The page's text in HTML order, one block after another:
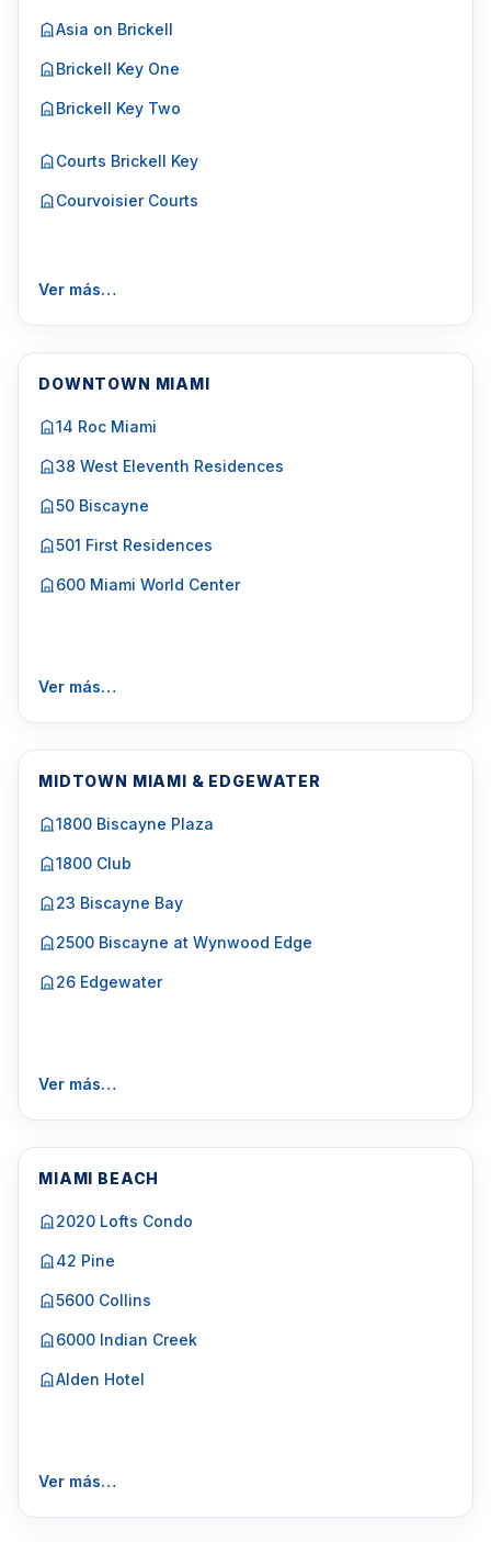
Asia on Brickell
Brickell Key One
Brickell Key Two
Courts Brickell Key
Courvoisier Courts
Ver más…
DOWNTOWN MIAMI
14 Roc Miami
38 West Eleventh Residences
50 Biscayne
501 First Residences
600 Miami World Center
Ver más…
MIDTOWN MIAMI & EDGEWATER
1800 Biscayne Plaza
1800 Club
23 Biscayne Bay
2500 Biscayne at Wynwood Edge
26 Edgewater
Ver más…
MIAMI BEACH
2020 Lofts Condo
42 Pine
5600 Collins
6000 Indian Creek
Alden Hotel
Ver más…